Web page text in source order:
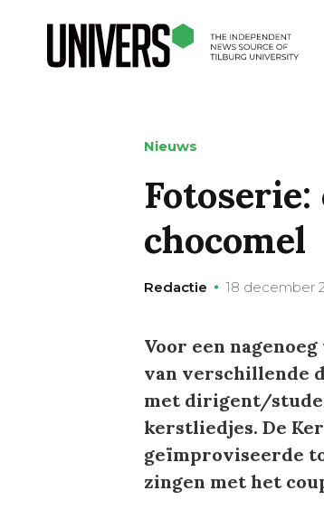
Nieuws
chocomel
Redactie 18 december
Voor een
van verschillende
met dirigent/
kerstliedjes. De
geïmproviseerde
zingen met het